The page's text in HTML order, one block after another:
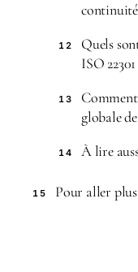
continuité
12
Quels
ISO 22301
13
globale
14 À lire
15 Pour aller